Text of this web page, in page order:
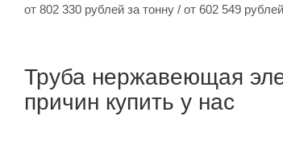
от 802 330 рублей за тонну /
Труба нержавеющая
причин купить у нас